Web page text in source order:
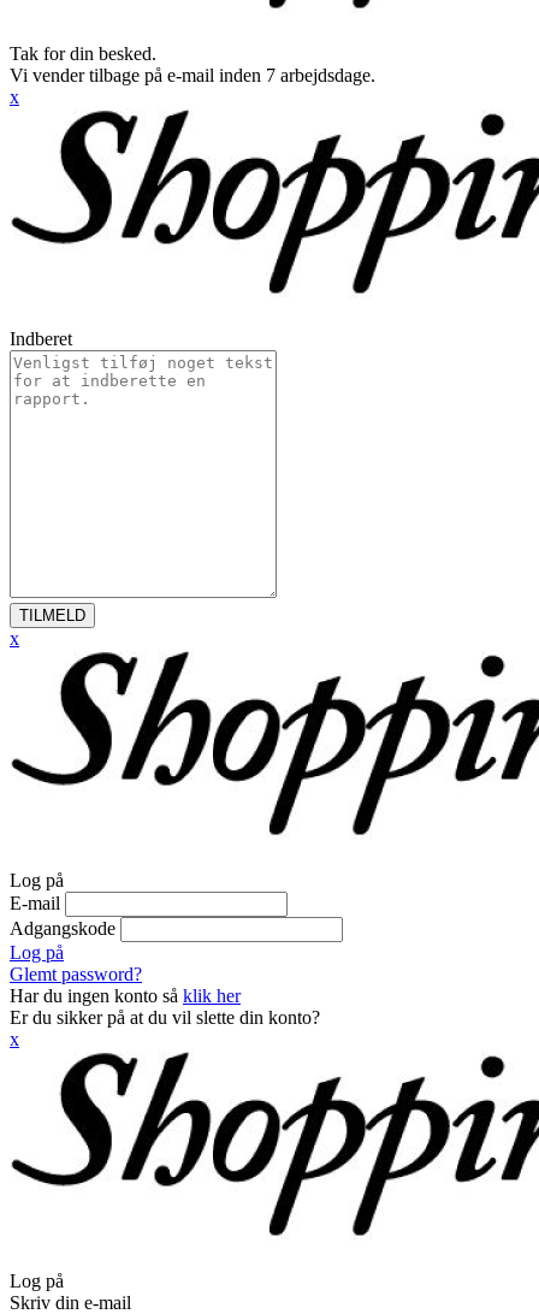
Tak for din besked.
Vi vender tilbage på e-mail inden 7 arbejdsdage.
x
Indberet
TILMELD
x
Log på
E-mail
Adgangskode
Log på
Glemt password?
Har du ingen konto så klik her
Er du sikker på at du vil slette din konto?
x
Log på
Skriv din e-mail